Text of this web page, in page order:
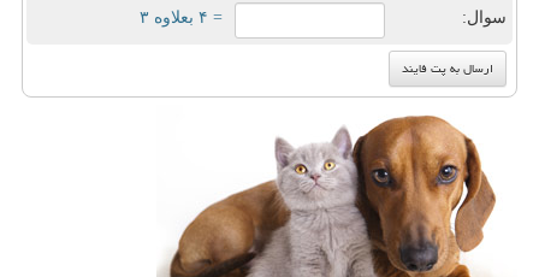
سوال: = ۴ بعلاوه ۳